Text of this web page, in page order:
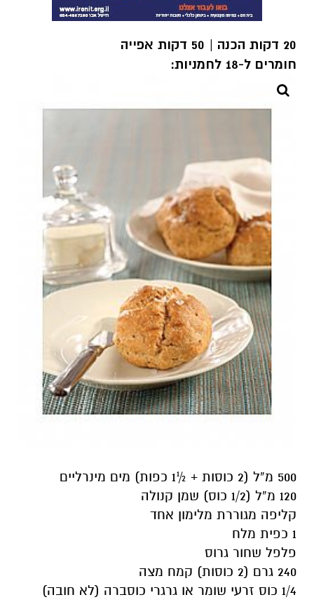
20 דקות הכנה | 50 דקות אפייה
חומרים ל-18 לחמניות:
500 מ”ל (2 כוסות + ½1 כפות) מים מינרליים
120 מ”ל (1/2 כוס) שמן קנולה
קליפה מגוררת מלימון אחד
1 כפית מלח
פלפל שחור גרוס
240 גרם (2 כוסות) קמח מצה
1/4 כוס זרעי שומר או גרגרי כוסברה (לא חובה)